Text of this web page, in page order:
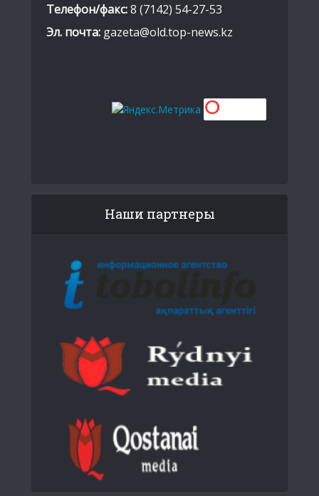
Телефон/факс:8 (7142) 54-27-53
Эл. почта: gazeta@old.top-news.kz
Наши партнеры